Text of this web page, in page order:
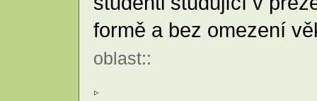
formě a bez omezení
oblast::